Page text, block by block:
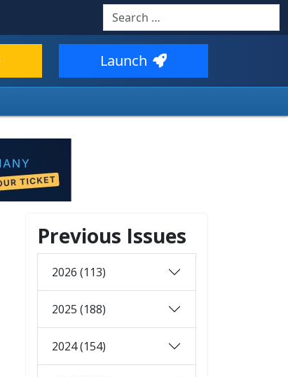
Search
Launch
Previous Issues
2026 (113)
2025 (188)
2024 (154)